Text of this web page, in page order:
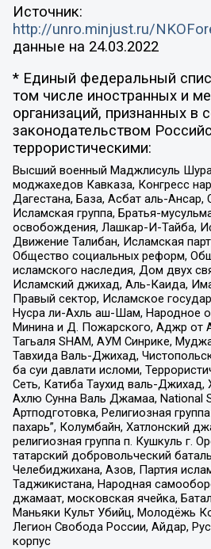
Источник:
http://unro.minjust.ru/
данные на 24.03.2022
* Единый федеральный
том числе иностранных и
организаций, признанных в
законодательством
террористическими:
Высший военный Маджлисуль
моджахедов Кавказа, Конгресс
Дагестана, База, Асбат аль-Ансар,
Исламская группа, Братья-
освобождения, Лашкар-И-Тайба,
Движение Талибан, Исламская
Общество социальных реформ,
исламского наследия, Дом двух
Исламский джихад, Аль-Каида,
Правый сектор, Исламское
Нусра ли-Ахль аш-Шам, Народное
Минина и Д. Пожарского, Аджр от
Тагьаля SHAM, АУМ Синрике,
Тавхида Валь-Джихад,
ба суи давлати исломи,
Сеть, Катиба Таухид валь-
Ахлю Сунна Валь Джамаа, National
Артподготовка, Религиозная
пахарь”, Колумбайн, Хатлонский
религиозная группа п. Кушкуль г.
татарский добровольческий
Челебиджихана, Азов, Партия
Таджикистана, Народная
джамаат, московская ячейка,
Маньяки Культ Убийц, Молодёжь
Легион Свобода России, Айдар,
корпус